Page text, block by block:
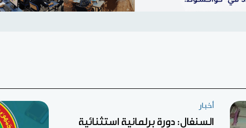
أخبار
السنغال: دورة برلمانية استثنائية